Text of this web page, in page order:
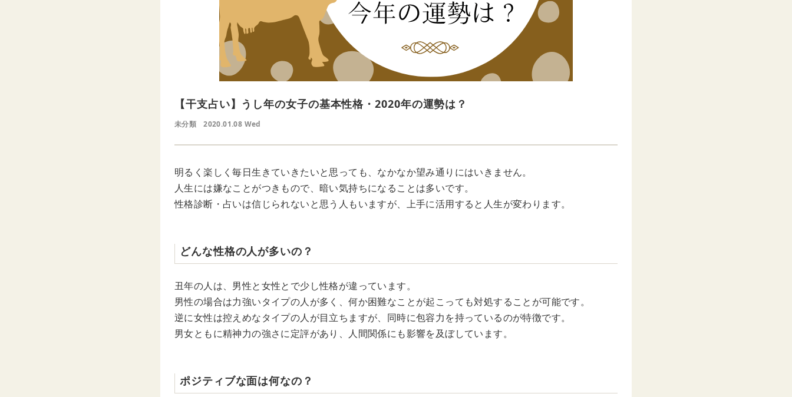
【干支占い】うし年の女子の基本性格・2020年の運勢は？
未分類 2020.01.08 Wed
明るく楽しく毎日生きていきたいと思っても、なかなか望み通りにはいきません。
人生には嫌なことがつきもので、暗い気持ちになることは多いです。
性格診断・占いは信じられないと思う人もいますが、上手に活用すると人生が変わります。
どんな性格の人が多いの？
丑年の人は、男性と女性とで少し性格が違っています。
男性の場合は力強いタイプの人が多く、何か困難なことが起こっても対処することが可能です。
逆に女性は控えめなタイプの人が目立ちますが、同時に包容力を持っているのが特徴です。
男女ともに精神力の強さに定評があり、人間関係にも影響を及ぼしています。
ポジティブな面は何なの？